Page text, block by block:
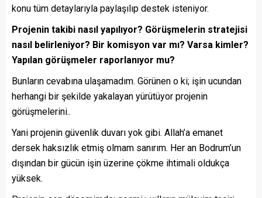
konu tüm detaylarıyla paylaşılıp destek isteniyor.
Projenin takibi nasıl yapılıyor? Görüşmelerin stratejisi
nasıl belirleniyor? Bir komisyon var mı? Varsa kimler?
Yapılan görüşmeler raporlanıyor mu?
Bunların cevabına ulaşamadım. Görünen o ki; işin ucundan
herhangi bir şekilde yakalayan yürütüyor projenin
görüşmelerini..
Yani projenin güvenlik duvarı yok gibi. Allah’a emanet
dersek haksızlık etmiş olmam sanırım. Her an Bodrum’un
dışından bir gücün işin üzerine çökme ihtimali oldukça
yüksek.